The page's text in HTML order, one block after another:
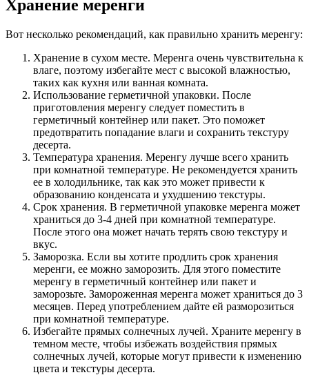
Хранение меренги
Вот несколько рекомендаций, как правильно хранить меренгу:
Хранение в сухом месте. Меренга очень чувствительна к
влаге, поэтому избегайте мест с высокой влажностью,
таких как кухня или ванная комната.
Использование герметичной упаковки. После
приготовления меренгу следует поместить в
герметичный контейнер или пакет. Это поможет
предотвратить попадание влаги и сохранить текстуру
десерта.
Температура хранения. Меренгу лучше всего хранить
при комнатной температуре. Не рекомендуется хранить
ее в холодильнике, так как это может привести к
образованию конденсата и ухудшению текстуры.
Срок хранения. В герметичной упаковке меренга может
храниться до 3-4 дней при комнатной температуре.
После этого она может начать терять свою текстуру и
вкус.
Заморозка. Если вы хотите продлить срок хранения
меренги, ее можно заморозить. Для этого поместите
меренгу в герметичный контейнер или пакет и
заморозьте. Замороженная меренга может храниться до 3
месяцев. Перед употреблением дайте ей разморозиться
при комнатной температуре.
Избегайте прямых солнечных лучей. Храните меренгу в
темном месте, чтобы избежать воздействия прямых
солнечных лучей, которые могут привести к изменению
цвета и текстуры десерта.